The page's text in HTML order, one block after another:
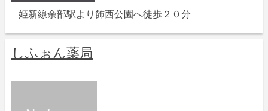
姫新線余部駅より飾西公園へ徒歩２０分
しふぉん薬局